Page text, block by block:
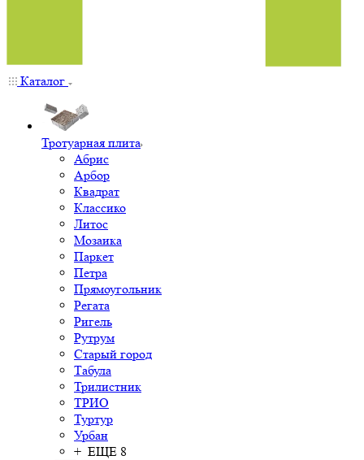
Каталог
Тротуарная плита
Абрис
Арбор
Квадрат
Классико
Литос
Мозаика
Паркет
Петра
Прямоугольник
Регата
Ригель
Рутрум
Старый город
Табула
Трилистник
ТРИО
Туртур
Урбан
+ ЕЩЕ 8